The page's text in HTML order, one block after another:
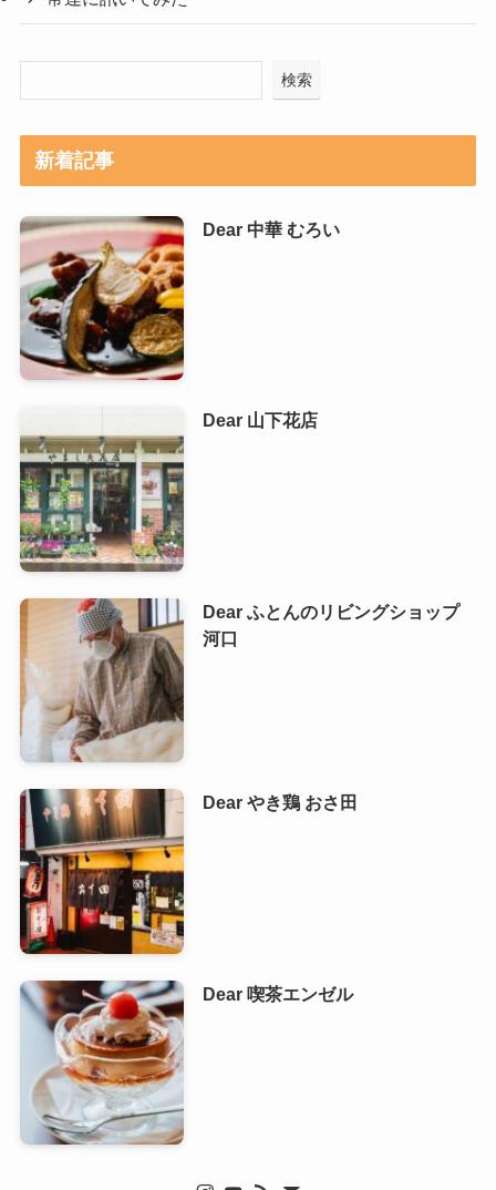
検索
新着記事
Dear 中華 むろい
Dear 山下花店
Dear ふとんのリビングショップ
河口
Dear やき鶏 おさ田
Dear 喫茶エンゼル